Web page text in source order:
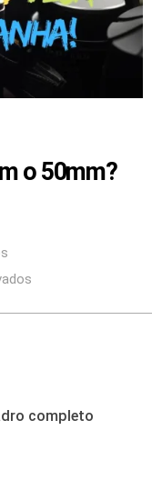
o 50mm?
completo